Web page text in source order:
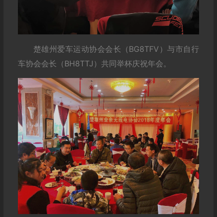
楚雄州爱车运动协会会长（BG8TFV）与市自行
车协会会长（BH8TTJ）共同举杯庆祝年会。
爱好者齐聚一桌，其乐融融。